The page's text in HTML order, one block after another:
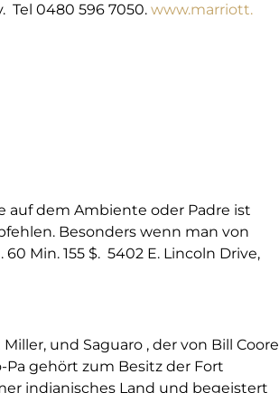
Tel 0480 596 7050. www.marriott.
auf dem Ambiente oder Padre ist
Besonders wenn man von
Min. 155 $. 5402 E. Lincoln Drive,
und Saguaro , der von Bill Coore
gehört zum Besitz der Fort
indianisches Land und begeistert